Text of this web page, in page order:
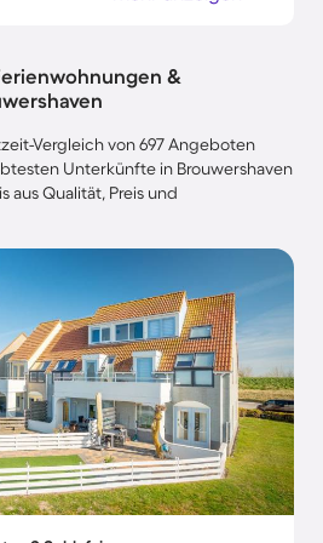
&
Vergleich von 697 Angeboten
Unterkünfte in Brouwershaven
aus Qualität, Preis und